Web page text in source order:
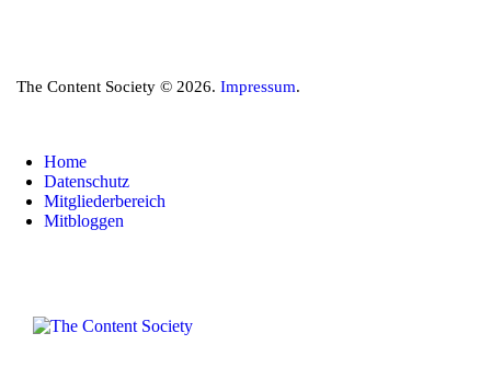
The Content Society © 2026. Impressum.
Home
Datenschutz
Mitgliederbereich
Mitbloggen